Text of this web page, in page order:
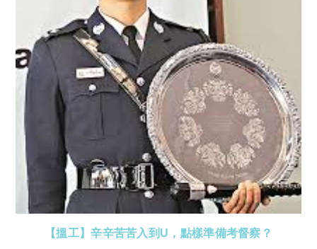
【搵工】辛辛苦苦入到U，點樣準備考督察？